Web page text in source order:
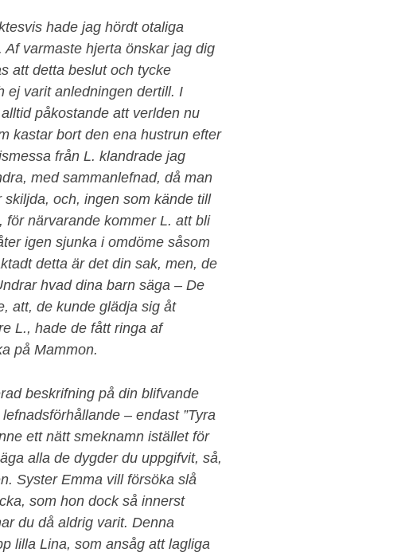
hade jag hördt otaliga
varmaste hjerta önskar jag dig
att detta beslut och tycke
ej varit anledningen dertill. I
påkostande att verlden nu
kastar bort den ena hustrun efter
från L. klandrade jag
med sammanlefnad, då man
och, ingen som kände till
för närvarande kommer L. att bli
igen sjunka i omdöme såsom
detta är det din sak, men, de
hvad dina barn säga – De
att, de kunde glädja sig åt
L., hade de fått ringa af
på Mammon.
beskrifning på din blifvande
– endast ”Tyra
ett nätt smeknamn istället för
alla de dygder du uppgifvit, så,
Syster Emma vill försöka slå
som hon dock så innerst
du då aldrig varit. Denna
lilla Lina, som ansåg att lagliga